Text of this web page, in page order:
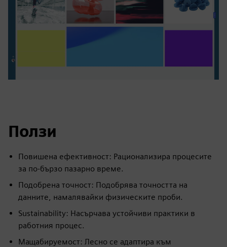
Ползи
Повишена ефективност: Рационализира процесите
за по-бързо пазарно време.
Подобрена точност: Подобрява точността на
данните, намалявайки физическите проби.
Sustainability: Насърчава устойчиви практики в
работния процес.
Мащабируемост: Лесно се адаптира към